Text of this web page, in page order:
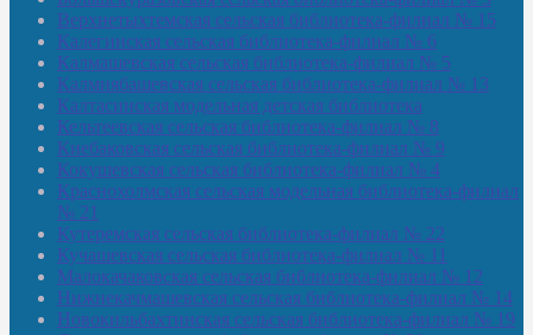
Верхнетыхтемская сельская библиотека-филиал № 15
Калегинская сельская библиотека-филиал № 6
Калмашевская сельская библиотека-филиал № 5
Калмиябашевская сельская библиотека-филиал № 13
Калтасинская модельная детская библиотека
Кельтеевская сельская библиотека-филиал № 8
Киебаковская сельская библиотека-филиал № 9
Кокушевская сельская библиотека-филиал № 4
Краснохолмская сельская модельная библиотека-филиал
№ 21
Кутеремская сельская библиотека-филиал № 22
Кучашевская сельская библиотека-филиал № 11
Малокачаковская сельская библиотека-филиал № 12
Нижнекачмашевская сельская библиотека-филиал № 14
Новокильбахтинская сельская библиотека-филиал № 19